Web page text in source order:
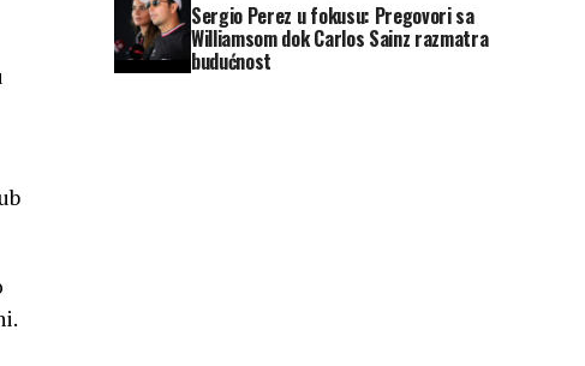
Sergio Perez u fokusu: Pregovori sa
Williamsom dok Carlos Sainz razmatra
budućnost